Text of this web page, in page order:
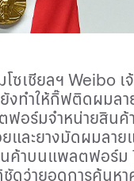
ซเชียลฯ Weibo เ
ยังทำให้กิ๊ฟติดผม
ร์มจำหน่ายสินค้
ละยางมัดผมลายแ
นค้าบนแพลตฟอร์ม
ดว่ายอดการค้นห